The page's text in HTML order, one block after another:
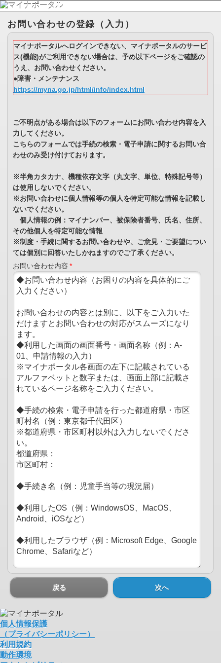
お問い合わせの登録（入力）
マイナポータルへログインできない、マイナポータルのサービ
ス(機能)がご利用できない場合は、予め以下ページをご確認の
うえ、お問い合わせください。
●障害・メンテナンス
https://myna.go.jp/html/info/index.html
ご不明点がある場合は以下のフォームにお問い合わせ内容を入
力してください。
こちらのフォームでは手続の検索・電子申請に関するお問い合
わせのみ受け付けております。
※半角カタカナ、機種依存文字（丸文字、単位、特殊記号等）
は使用しないでください。
※お問い合わせに個人情報等の個人を特定可能な情報を記載し
ないでください。
個人情報の例：マイナンバー、被保険者番号、氏名、住所、
その他個人を特定可能な情報
※制度・手続に関するお問い合わせや、ご意見・ご要望につい
ては個別に回答いたしかねますのでご了承ください。
お問い合わせ内容 *
戻る 次へ
個人情報保護
（プライバシーポリシー）
利用規約
動作環境